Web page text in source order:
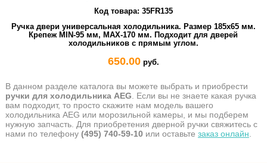
Код товара: 35FR135
Ручка двери универсальная холодильника. Размер 185x65 мм.
Крепеж MIN-95 мм, MAX-170 мм. Подходит для дверей
холодильников с прямым углом.
650.00руб.
В данном разделе каталога вы можете выбрать и приобрести
ручки для холодильника AEG. Если вы не знаете какая ручка
вам подходит, то просто скажите нам модель вашего
холодильника AEG или морозильной камеры, и мы подберем
нужную запчасть. Для приобретения дверной ручки свяжитесь с
нами по телефону (495) 740-59-10или оставьте заказ онлайн.